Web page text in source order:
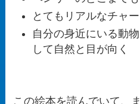
とてもリアルなチャ
自分の身近にいる動
して自然と目が向く
この絵本を読んでいて、